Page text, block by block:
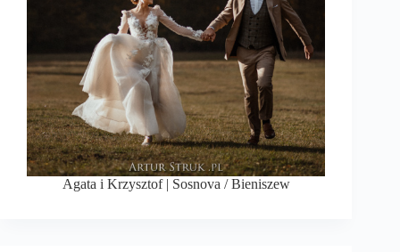
Agata i Krzysztof | Sosnova / Bieniszew